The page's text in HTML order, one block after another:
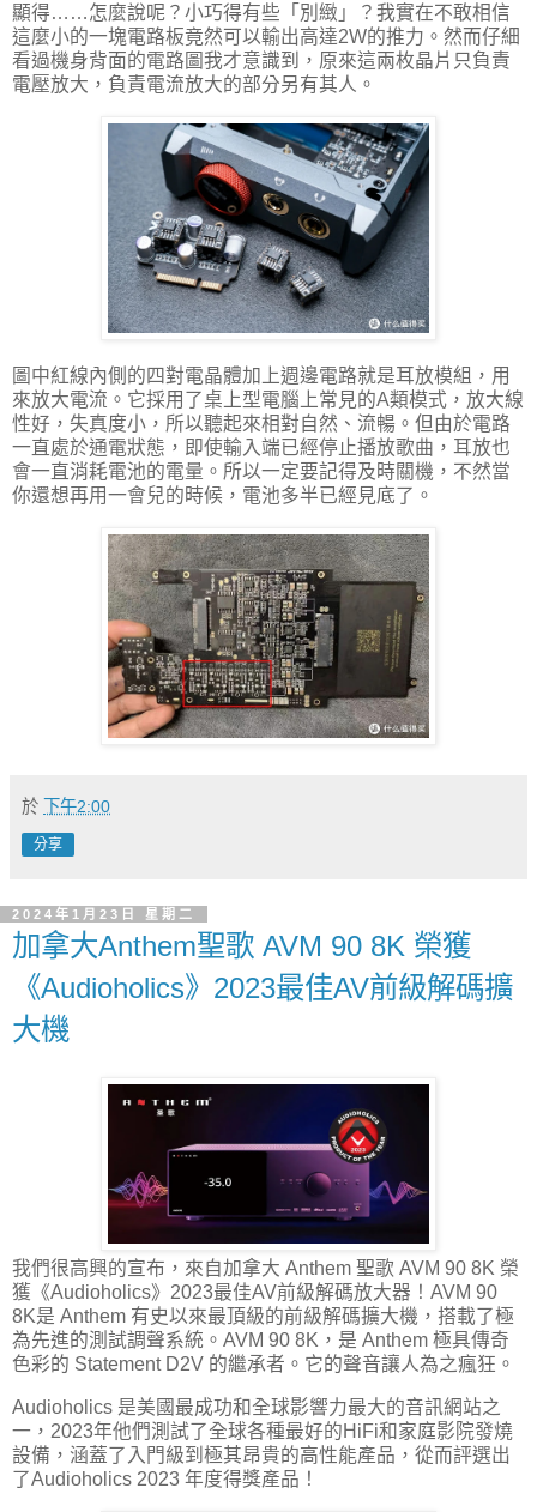
顯得……怎麼說呢？小巧得有些「別緻」？我實在不敢相信
這麼小的一塊電路板竟然可以輸出高達2W的推力。然而仔細
看過機身背面的電路圖我才意識到，原來這兩枚晶片只負責
電壓放大，負責電流放大的部分另有其人。
圖中紅線內側的四對電晶體加上週邊電路就是耳放模組，用
來放大電流。它採用了桌上型電腦上常見的A類模式，放大線
性好，失真度小，所以聽起來相對自然、流暢。但由於電路
一直處於通電狀態，即使輸入端已經停止播放歌曲，耳放也
會一直消耗電池的電量。所以一定要記得及時關機，不然當
你還想再用一會兒的時候，電池多半已經見底了。
於 下午2:00
分享
2024年1月23日 星期二
加拿大Anthem聖歌 AVM 90 8K 榮獲
《Audioholics》2023最佳AV前級解碼擴
大機
我們很高興的宣布，來自加拿大 Anthem 聖歌 AVM 90 8K 榮
獲《Audioholics》2023最佳AV前級解碼放大器！AVM 90
8K是 Anthem 有史以來最頂級的前級解碼擴大機，搭載了極
為先進的測試調聲系統。AVM 90 8K，是 Anthem 極具傳奇
色彩的 Statement D2V 的繼承者。它的聲音讓人為之瘋狂。
Audioholics 是美國最成功和全球影響力最大的音訊網站之
一，2023年他們測試了全球各種最好的HiFi和家庭影院發燒
設備，涵蓋了入門級到極其昂貴的高性能產品，從而評選出
了Audioholics 2023 年度得獎產品！